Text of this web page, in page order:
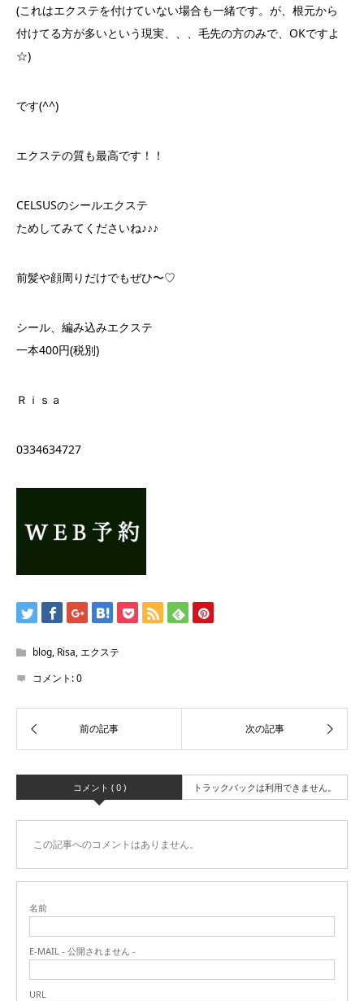
(これはエクステを付けていない場合も一緒です。が、根元から
付けてる方が多いという現実、、、毛先の方のみで、OKですよ
☆)
です(^^)
エクステの質も最高です！！
CELSUSのシールエクステ
ためしてみてくださいね♪♪♪
前髪や顔周りだけでもぜひ〜♡
シール、編み込みエクステ
一本400円(税別)
Ｒｉｓａ
0334634727
blog, Risa,エクステ
コメント:0
コメント ( 0 ) トラックバックは利用できません。
この記事へのコメントはありません。
名前
E-MAIL - 公開されません -
URL